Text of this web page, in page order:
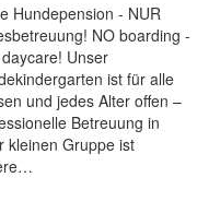
Hundepension - NUR
NO boarding -
Unser
ist für alle
und jedes Alter offen –
Betreuung in
kleinen Gruppe ist